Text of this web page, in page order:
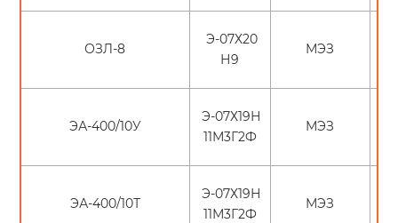
ОЗЛ-8
Э-07Х20
Н9
МЭЗ
ЭА-400/10У
Э-07Х19Н
11М3Г2Ф
МЭЗ
ЭА-400/10Т
Э-07Х19Н
11М3Г2Ф
МЭЗ